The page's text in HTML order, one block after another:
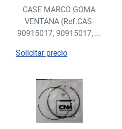
CASE MARCO GOMA
VENTANA (Ref.CAS-
90915017, 90915017, ...
Solicitar precio